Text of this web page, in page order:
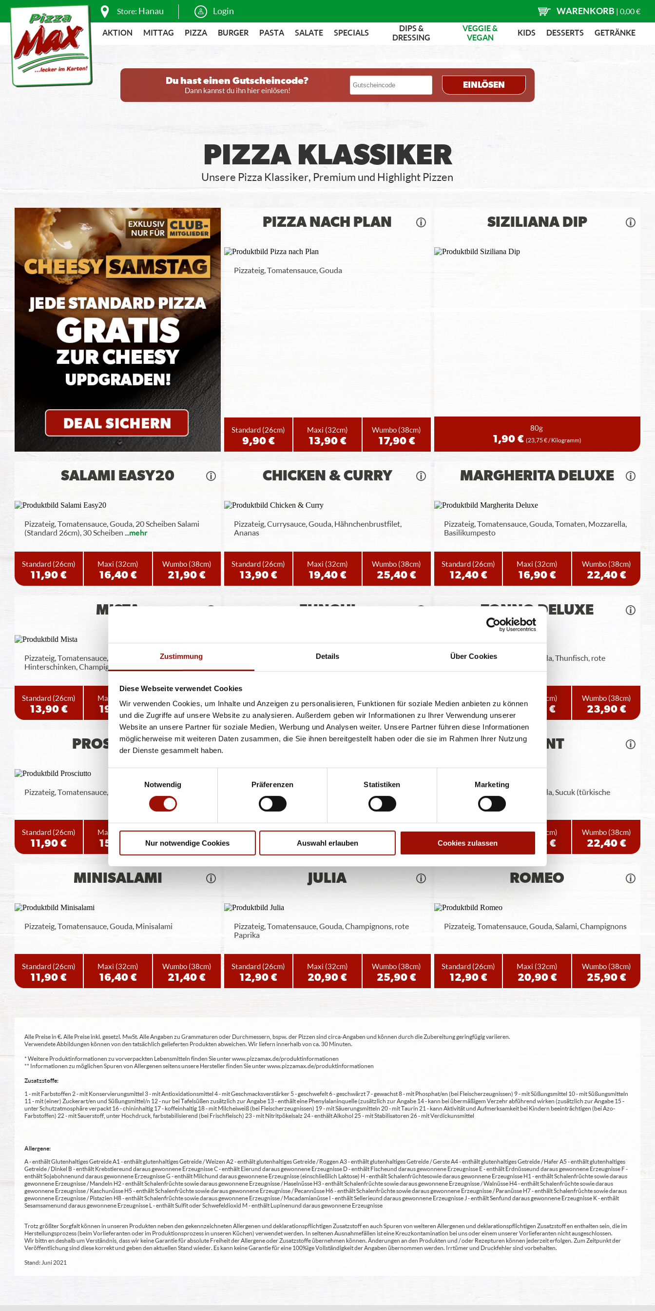
Zustimmung Details Über Cookies
Diese Webseite verwendet Cookies
Wir verwenden Cookies, um Inhalte und Anzeigen zu personalisieren, Funktionen für soziale Medien anbieten zu können
und die Zugriffe auf unsere Website zu analysieren. Außerdem geben wir Informationen zu Ihrer Verwendung unserer
Website an unsere Partner für soziale Medien, Werbung und Analysen weiter. Unsere Partner führen diese Informationen
möglicherweise mit weiteren Daten zusammen, die Sie ihnen bereitgestellt haben oder die sie im Rahmen Ihrer Nutzung
der Dienste gesammelt haben.
Notwendig
Präferenzen Statistiken Marketing
Nur notwendige Cookies Auswahl erlauben Cookies zulassen
Store: Hanau Login WARENKORB | 0,00 €
AKTION MITTAG PIZZA BURGER PASTA SALATE SPECIALS
DIPS &
DRESSING
VEGGIE &
VEGAN
KIDS DESSERTS GETRÄNKE
Du hast einen Gutscheincode?
Dann kannst du ihn hier einlösen!
EINLÖSEN
PIZZA KLASSIKER
Unsere Pizza Klassiker, Premium und Highlight Pizzen
PIZZA NACH PLAN
Pizzateig, Tomatensauce, Gouda
Standard (26cm)
9,90 €
Maxi (32cm)
13,90 €
Wumbo (38cm)
17,90 €
SIZILIANA DIP
80g
1,90 €(23,75 € / Kilogramm)
SALAMI EASY20
Pizzateig, Tomatensauce, Gouda, 20 Scheiben Salami
(Standard 26cm), 30 Scheiben ...mehr
Standard (26cm)
11,90 €
Maxi (32cm)
16,40 €
Wumbo (38cm)
21,90 €
CHICKEN & CURRY
Pizzateig, Currysauce, Gouda, Hähnchenbrustfilet,
Ananas
Standard (26cm)
13,90 €
Maxi (32cm)
19,40 €
Wumbo (38cm)
25,40 €
MARGHERITA DELUXE
Pizzateig, Tomatensauce, Gouda, Tomaten, Mozzarella,
Basilikumpesto
Standard (26cm)
12,40 €
Maxi (32cm)
16,90 €
Wumbo (38cm)
22,40 €
MISTA
Pizzateig, Tomatensauce, Gouda, Salami,
Hinterschinken, Champignons, Peperoni
Standard (26cm)
13,90 €
Maxi
19,40 € 25,40 €
FUNGHI
Pizzateig, Tomatensauce, Gouda, Champignons
11,40 € 15,90 € 20,90 €
TONNO DELUXE
Pizzateig, Tomatensauce, Gouda, Thunfisch, rote
12,90 €
(32cm)
17,90 €
Wumbo (38cm)
23,90 €
PROSCIUTTO
Pizzateig, Tomatensauce, Gouda, Hinterschinken
Standard (26cm)
11,90 €
Maxi (32cm)
15,90 €
Wumbo(38cm)
20,90 €
HAWAII
Ananas
Standard(26cm) Maxi(32cm)
17,90 €
Wumbo (38cm)
ORIENT
Pizzateig, Tomatensauce, Gouda, Sucuk (türkische
Knoblauchwurst)
Standard(26cm)
12,40 €
Maxi(32cm)
16,90 €
Wumbo (38cm)
22,40 €
MINISALAMI
Pizzateig, Tomatensauce, Gouda, Minisalami
Standard (26cm)
11,90 €
Maxi (32cm)
16,40 €
Wumbo (38cm)
21,40 €
JULIA
Pizzateig, Tomatensauce, Gouda, Champignons, rote
Paprika
Standard (26cm)
12,90 €
Maxi (32cm)
20,90 €
Wumbo (38cm)
25,90 €
ROMEO
Pizzateig, Tomatensauce, Gouda, Salami, Champignons
Standard (26cm)
12,90 €
Maxi (32cm)
20,90 €
Wumbo (38cm)
25,90 €
Alle Preise in €. Alle Preise inkl. gesetzl. MwSt. Alle Angaben zu Grammaturen oder Durchmessern, bspw. der Pizzen sind circa-Angaben und können durch die Zubereitung geringfügig variieren.
Verwendete Abbildungen können von den tatsächlich gelieferten Produkten abweichen. Wir liefern innerhalb von ca. 30 Minuten.
* Weitere Produktinformationen zu vorverpackten Lebensmitteln finden Sie unter www.pizzamax.de/produktinformationen
** Informationen zu möglichen Spuren von Allergenen seitens unsere Hersteller finden Sie unter www.pizzamax.de/produktinformationen
Zusatzstoffe:
1 - mit Farbstoffen 2 - mit Konservierungsmittel 3 - mit Antioxidationsmittel 4 - mit Geschmacksverstärker 5 - geschwefelt 6 - geschwärzt 7 - gewachst 8 - mit Phosphat/en (bei Fleischerzeugnissen) 9 - mit Süßungsmittel 10 - mit Süßungsmitteln
11 - mit (einer) Zuckerart/en und Süßungsmittel/n 12 - nur bei Tafelsüßen zusätzlich zur Angabe 13 - enthält eine Phenylalaninquelle (zusätzlich zur Angabe 14 - kann bei übermäßigem Verzehr abführend wirken (zusätzlich zur Angabe 15 -
unter Schutzatmosphäre verpackt 16 - chininhaltig 17 - koffeinhaltig 18 - mit Milcheiweiß (bei Fleischerzeugnissen) 19 - mit Säuerungsmitteln 20 - mit Taurin 21 - kann Aktivität und Aufmerksamkeit bei Kindern beeinträchtigen (bei Azo-
Farbstoffen) 22 - mit Sauerstoff, unter Hochdruck, farbstabilisierend (bei Frischfleisch) 23 - mit Nitritpökelsalz 24 - enthält Alkohol 25 - mit Stabilisatoren 26 - mit Verdickunsmittel
Allergene:
A - enthält Glutenhaltiges Getreide A1 - enthält glutenhaltiges Getreide / Weizen A2 - enthält glutenhaltiges Getreide / Roggen A3 - enthält glutenhaltiges Getreide / Gerste A4 - enthält glutenhaltiges Getreide / Hafer A5 - enthält glutenhaltiges
Getreide / Dinkel B - enthält Krebstiere und daraus gewonnene Erzeugnisse C - enthält Eier und daraus gewonnene Erzeugnisse D - enthält Fische und daraus gewonnene Erzeugnisse E - enthält Erdnüsse und daraus gewonnene Erzeugnisse F -
enthält Sojabohnen und daraus gewonnene Erzeugnisse G - enthält Milch und daraus gewonnene Erzeugnisse (einschließlich Laktose) H - enthält Schalenfrüchte sowie daraus gewonnene Erzeugnisse H1 - enthält Schalenfrüchte sowie daraus
gewonnene Erzeugnisse / Mandeln H2 - enthält Schalenfrüchte sowie daraus gewonnene Erzeugnisse / Haselnüsse H3 - enthält Schalenfrüchte sowie daraus gewonnene Erzeugnisse / Walnüsse H4 - enthält Schalenfrüchte sowie daraus
gewonnene Erzeugnisse / Kaschunüsse H5 - enthält Schalenfrüchte sowie daraus gewonnene Erzeugnisse / Pecannüsse H6 - enthält Schalenfrüchte sowie daraus gewonnene Erzeugnisse / Paranüsse H7 - enthält Schalenfrüchte sowie daraus
gewonnene Erzeugnisse / Pistazien H8 - enthält Schalenfrüchte sowie daraus gewonnene Erzeugnisse / Macadamianüsse I - enthält Sellerie und daraus gewonnene Erzeugnisse J - enthält Senf und daraus gewonnene Erzeugnisse K - enthält
Sesamsamen und daraus gewonnene Erzeugnisse L - enthält Sulfit oder Schwefeldioxid M - enthält Lupinen und daraus gewonnene Erzeugnisse
Trotz größter Sorgfalt können in unseren Produkten neben den gekennzeichneten Allergenen und deklarationspflichtigen Zusatzstoff en auch Spuren von weiteren Allergenen und deklarationspflichtigen Zusatzstoff en enthalten sein, die im
Herstellungsprozess (beim Vorlieferanten oder im Produktionsprozess in unseren Küchen) verwendet werden. In seltenen Ausnahmefällen ist eine Kreuzkontamination bei uns oder einem unserer Vorlieferanten nicht ausgeschlossen.
Wir bittn en deshalb um Verständnis, dass wir keine Garantie für absolute Freiheit der Allergene oder Zusatzstoffe übernehmen können. Änderungen an den Produkten und / oder Rezepturen können jederzeit erfolgen. Zum Zeitpunkt der
Veröffentlichung sind diese korrekt und geben den aktuellen Stand wieder. Es kann keine Garantie für eine 100%ige Vollständigkeit der Angaben übernommen werden. Irrtümer und Druckfehler sind vorbehalten.
Stand: Juni 2021